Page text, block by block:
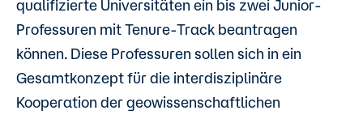
qualifizierte Universitäten ein bis zwei Junior-
Professuren mit Tenure-Track beantragen
können. Diese Professuren sollen sich in ein
Gesamtkonzept für die interdisziplinäre
Kooperation der geowissenschaftlichen